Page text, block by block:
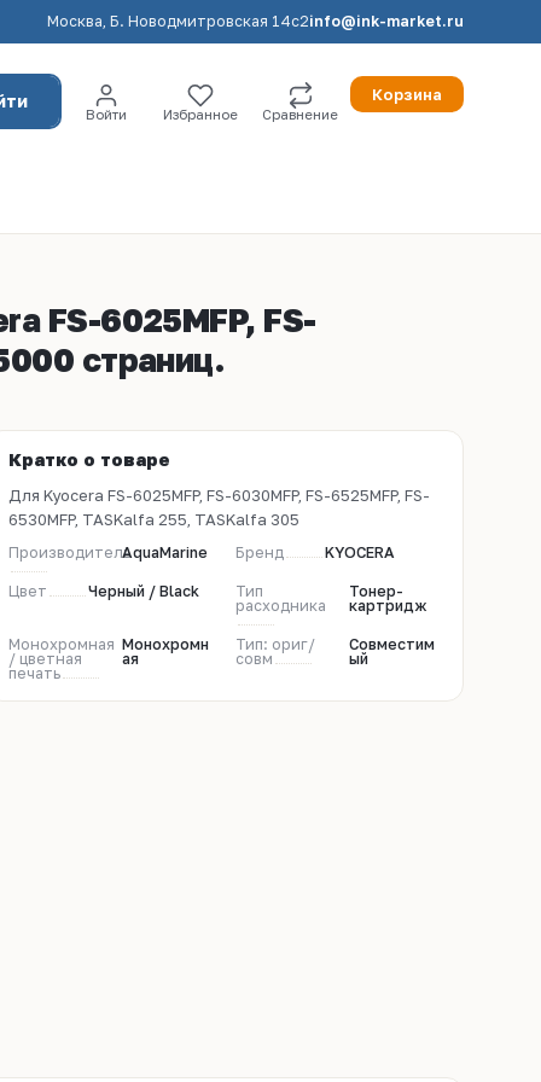
Москва, Б. Новодмитровская 14с2info@ink-market.ru
Войти Избранное Сравнение
Корзина
FS-6025MFP, FS-
страниц.
Кратко о товаре
Для Kyocera FS-6025MFP, FS-6030MFP, FS-6525MFP, FS-
6530MFP, TASKalfa 255, TASKalfa 305
ПроизводительAquaMarine Бренд KYOCERA
Цвет Черный / Black
Тип
расходника
Тонер-
картридж
Монохромная
/ цветная
печать
Монохромн
ая
Тип: ориг/
совм
Совместим
ый